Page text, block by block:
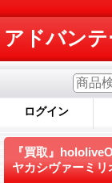
アドバン
ログイン
『買取』
ヤカシヴァーミリ